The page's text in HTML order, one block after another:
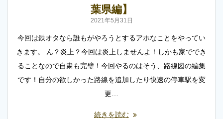
葉県編】
2021年5月31日
今回は鉄オタなら誰もがやろうとするアホなことをやってい
きます。 ん？炎上？今回は炎上しませんよ！しかも家ででき
ることなので自粛も完璧！今回やるのはそう、路線図の編集
です！自分の欲しかった路線を追加したり快速の停車駅を変
更…
続きを読む